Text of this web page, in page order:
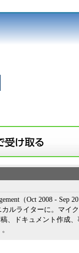
（Oct 2008 - Sep
ルライターに。マイ
、ドキュメント作成